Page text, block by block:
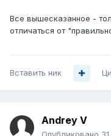
Все вышесказанное -
отличаться от
Вставить ник
Andrey V